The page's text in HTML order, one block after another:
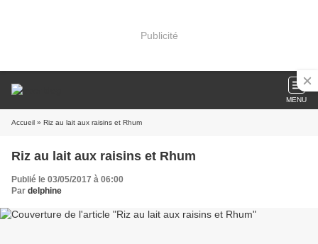
Publicité
MENU
Accueil » Riz au lait aux raisins et Rhum
Riz au lait aux raisins et Rhum
Publié le 03/05/2017 à 06:00
Par delphine